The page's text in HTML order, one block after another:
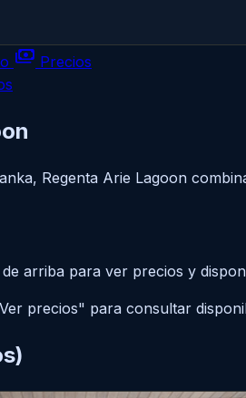
payments Precios
Regenta Arie Lagoon
arriba para ver precios y
precios" para consultar